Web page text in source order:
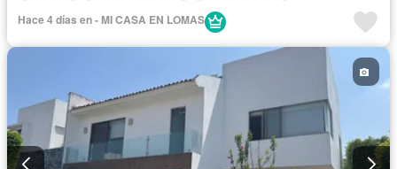
Cocina integral
Electricidad
Jardín
Sala polivalente
Televisión por cable
Vista panorámica
Zonas verdes
Solo familias Completamente amueblado
Hace 4 días en - MI CASA EN LOMAS